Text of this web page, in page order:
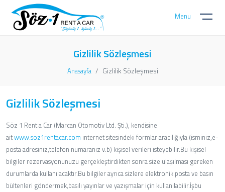
Menu
Gizlilik Sözleşmesi
Anasayfa Gizlilik Sözleşmesi
Gizlilik Sözleşmesi
Söz 1 Rent a Car (Marcan Otomotiv Ltd. Şti.), kendisine
aitwww.soz1rentacar.com internet sitesindeki formlar aracılığıyla (isminiz,e-
posta adresiniz,telefon numaranız v.b) kişisel verileri isteyebilir.Bu kişisel
bilgiler rezervasyonunuzu gerçekleştirdikten sonra size ulaşılması gereken
durumlarda kullanılacaktır.Bu bilgiler ayrıca sizlere elektronik posta ve basın
bültenleri göndermek,basılı yayınlar ve yazışmalar için kullanılabilir.İşbu